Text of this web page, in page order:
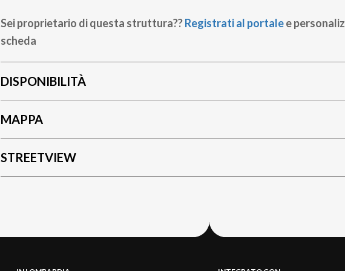
Sei proprietario di questa struttura??Registrati al portalee
scheda
DISPONIBILITÀ
MAPPA
STREETVIEW